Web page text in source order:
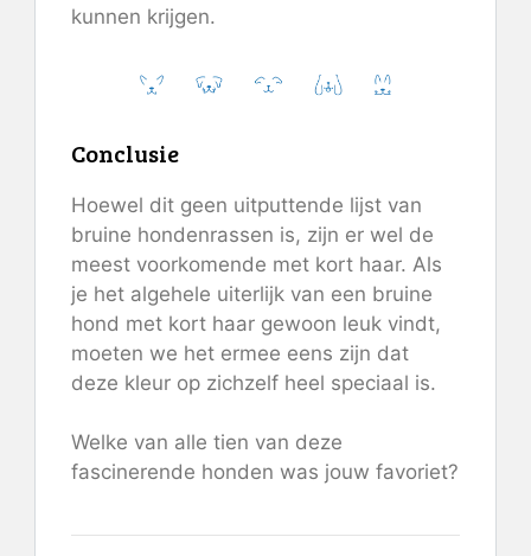
kunnen krijgen.
Conclusie
Hoewel dit geen uitputtende lijst van
bruine hondenrassen is, zijn er wel de
meest voorkomende met kort haar. Als
je het algehele uiterlijk van een bruine
hond met kort haar gewoon leuk vindt,
moeten we het ermee eens zijn dat
deze kleur op zichzelf heel speciaal is.
Welke van alle tien van deze
fascinerende honden was jouw favoriet?